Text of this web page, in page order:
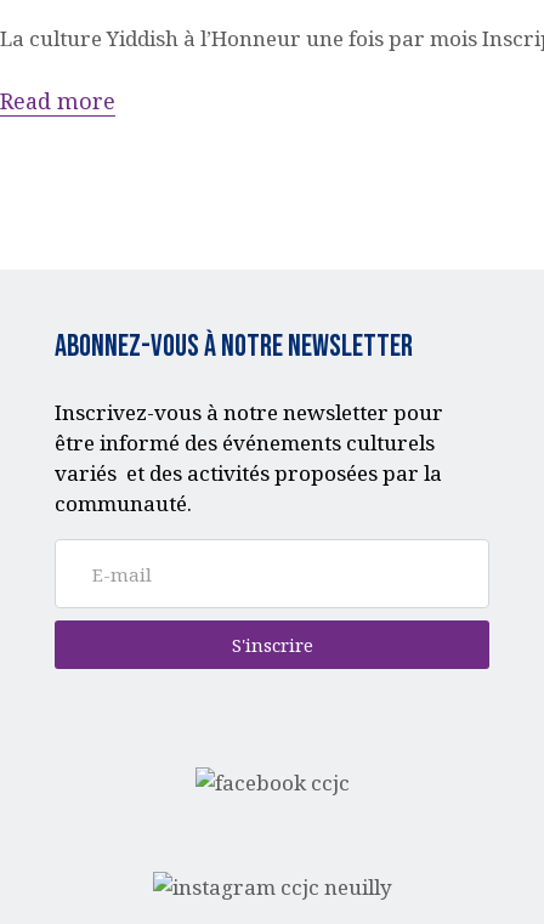
ACQUISITION DU
CENTRE
La culture Yiddish à l’Honneur une fois par mois
Read more
Abonnez-vous à notre Newsletter
Inscrivez-vous à notre newsletter pour
être informé des événements culturels
variés et des activités proposées par la
communauté.
S'inscrire